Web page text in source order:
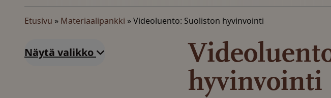
Etusivu » Materiaalipankki »Videoluento: Suoliston hyvinvointi
Näytä valikko
hyvinvointi